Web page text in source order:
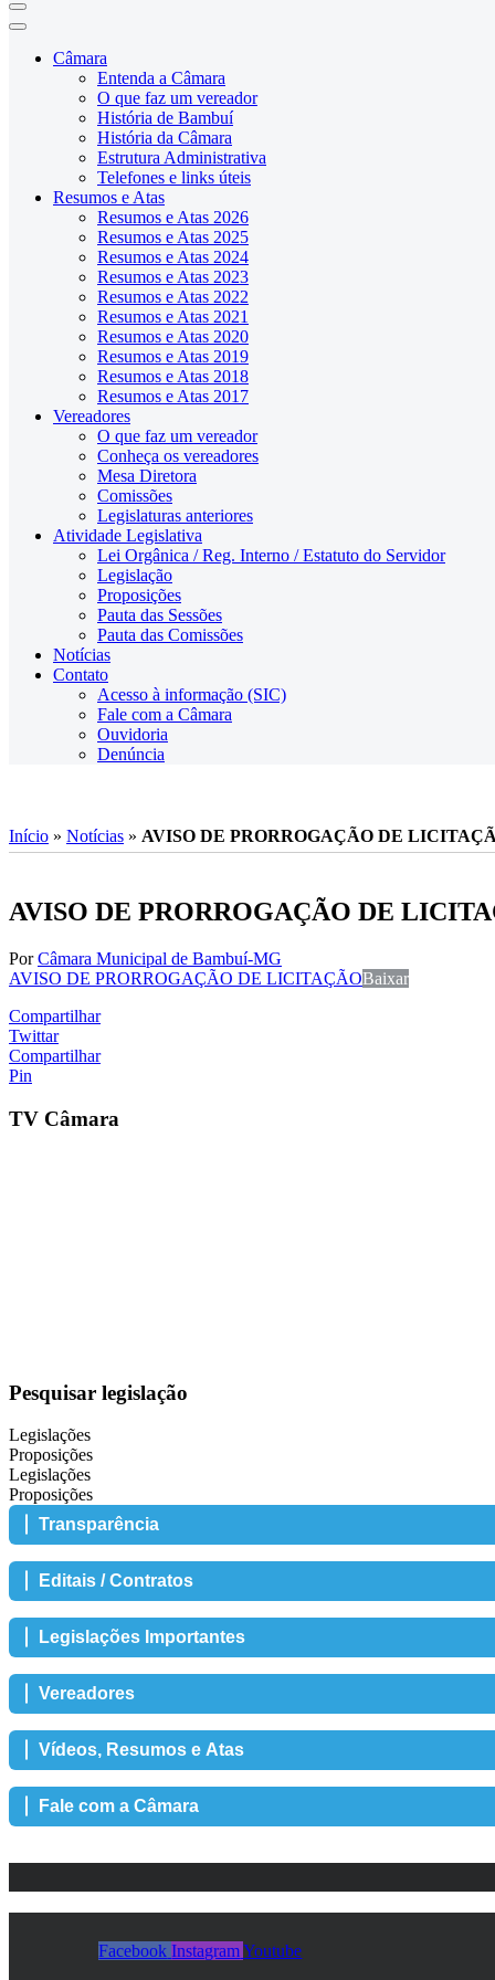
Câmara
Entenda a Câmara
O que faz um vereador
História de Bambuí
História da Câmara
Estrutura Administrativa
Telefones e links úteis
Resumos e Atas
Resumos e Atas 2026
Resumos e Atas 2025
Resumos e Atas 2024
Resumos e Atas 2023
Resumos e Atas 2022
Resumos e Atas 2021
Resumos e Atas 2020
Resumos e Atas 2019
Resumos e Atas 2018
Resumos e Atas 2017
Vereadores
O que faz um vereador
Conheça os vereadores
Mesa Diretora
Comissões
Legislaturas anteriores
Atividade Legislativa
Lei Orgânica / Reg. Interno / Estatuto do Servidor
Legislação
Proposições
Pauta das Sessões
Pauta das Comissões
Notícias
Contato
Acesso à informação (SIC)
Fale com a Câmara
Ouvidoria
Denúncia
Início » Notícias » AVISO DE PRORROGAÇÃO DE
AVISO DE PRORROGAÇÃO DE
PorCâmara Municipal de Bambuí-MG
AVISO DE PRORROGAÇÃO DE LICITAÇÃOBaixar
Compartilhar
Twittar
Compartilhar
Pin
TV Câmara
Pesquisar legislação
Legislações
Proposições
Legislações
Proposições
Transparência
Editais / Contratos
Legislações Importantes
Vereadores
Vídeos, Resumos e Atas
Fale com a Câmara
Facebook Instagram Youtube